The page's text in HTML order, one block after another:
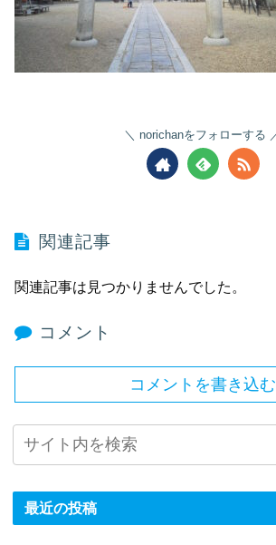
norichanをフォローする
関連記事
関連記事は見つかりませんでした。
コメント
コメントを書き込む
最近の投稿